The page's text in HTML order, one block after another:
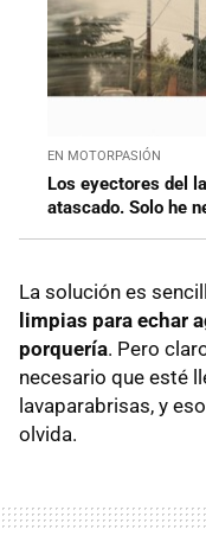
EN MOTORPASIÓN
Los eyectores del
atascado. Solo he
La solución es
limpias para echar
porquería. Pero
necesario que esté
lavaparabrisas, y
olvida.